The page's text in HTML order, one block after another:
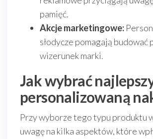
pamięć.
Akcje marketingowe:
słodycze pomagają budować
wizerunek marki.
Jak wybrać
personalizowaną
Przy wyborze tego typu produktu
uwagę na kilka aspektów, które